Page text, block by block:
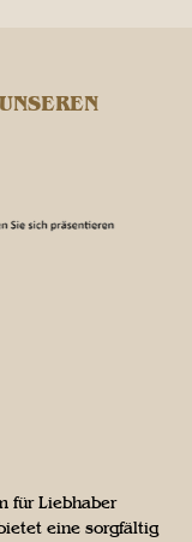
für Liebhaber
eine sorgfältig